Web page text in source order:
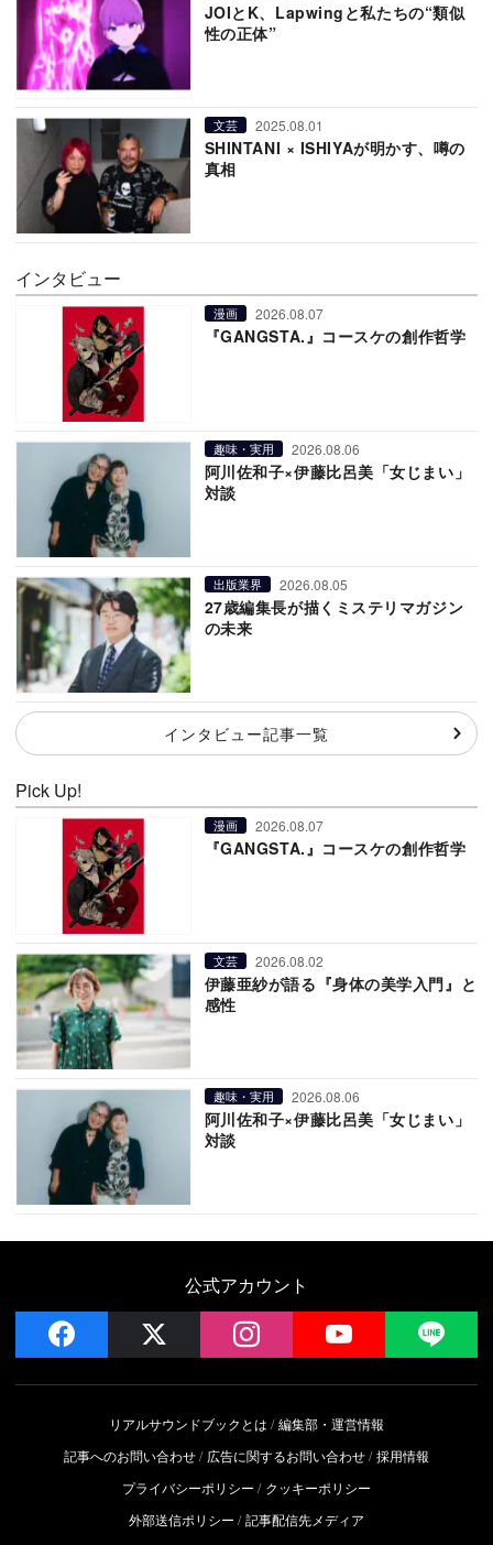
JOIとK、Lapwingと私たちの“類似
性の正体”
文芸 2025.08.01
SHINTANI × ISHIYAが明かす、噂の
真相
インタビュー
漫画 2026.08.07
『GANGSTA.』コースケの創作哲学
趣味・実用 2026.08.06
阿川佐和子×伊藤比呂美「女じまい」
対談
出版業界 2026.08.05
27歳編集長が描くミステリマガジン
の未来
インタビュー記事一覧
Pick Up!
漫画 2026.08.07
『GANGSTA.』コースケの創作哲学
文芸 2026.08.02
伊藤亜紗が語る『身体の美学入門』と
感性
趣味・実用 2026.08.06
阿川佐和子×伊藤比呂美「女じまい」
対談
公式アカウント
facebook instagram YouTube
リアルサウンドブックとは
編集部・運営情報
記事へのお問い合わせ
広告に関するお問い合わせ 採用情報
プライバシーポリシー
クッキーポリシー
外部送信ポリシー
記事配信先メディア